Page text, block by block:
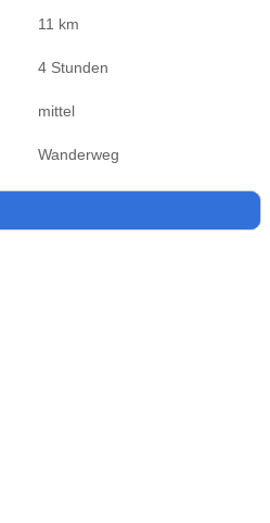
11 km
4 Stunden
mittel
Wanderweg